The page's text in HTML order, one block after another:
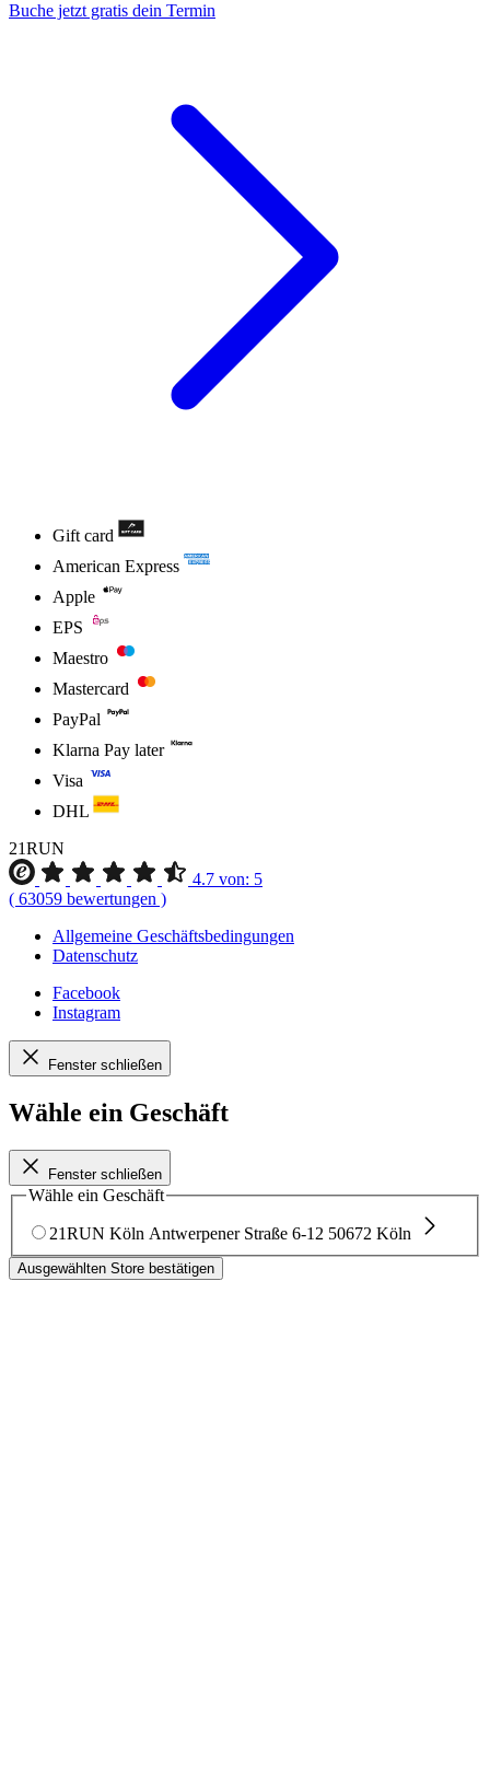
Buche jetzt gratis dein Termin
Gift card
American Express
Apple
EPS
Maestro
Mastercard
PayPal
Klarna Pay later
Visa
DHL
21RUN
4.7 von: 5
( 63059 bewertungen )
Allgemeine Geschäftsbedingungen
Datenschutz
Facebook
Instagram
Fenster schließen
Wähle ein Geschäft
Fenster schließen
Wähle ein Geschäft
21RUN Köln Antwerpener Straße 6-12 50672 Köln
Ausgewählten Store bestätigen